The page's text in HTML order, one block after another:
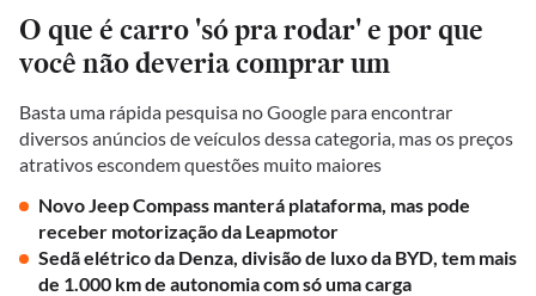
O que é carro 'só pra rodar' e por que
você não deveria comprar um
Basta uma rápida pesquisa no Google para encontrar
diversos anúncios de veículos dessa categoria, mas os preços
atrativos escondem questões muito maiores
Novo Jeep Compass manterá plataforma, mas pode
receber motorização da Leapmotor
Sedã elétrico da Denza, divisão de luxo da BYD, tem mais
de 1.000 km de autonomia com só uma carga